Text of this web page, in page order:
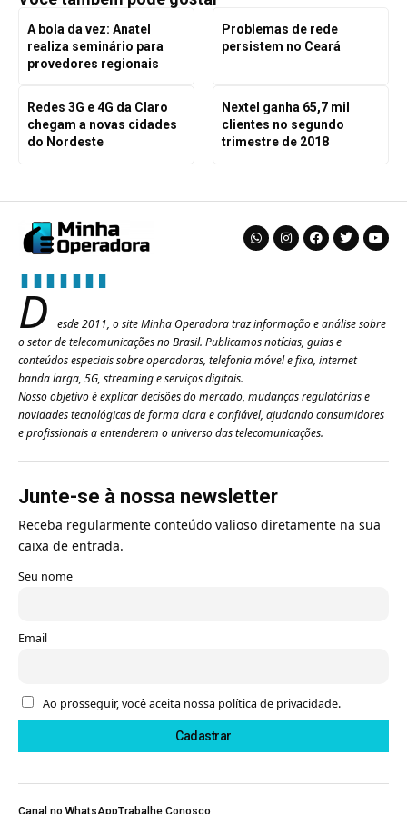
A bola da vez: Anatel
realiza seminário para
provedores regionais
Problemas de rede
persistem no Ceará
Redes 3G e 4G da Claro
chegam a novas cidades
do Nordeste
Nextel ganha 65,7 mil
clientes no segundo
trimestre de 2018
D
esde 2011, o site Minha Operadora traz informação e análise sobre
o setor de telecomunicações no Brasil. Publicamos notícias, guias e
conteúdos especiais sobre operadoras, telefonia móvel e fixa, internet
banda larga, 5G, streaming e serviços digitais.
Nosso objetivo é explicar decisões do mercado, mudanças regulatórias e
novidades tecnológicas de forma clara e confiável, ajudando consumidores
e profissionais a entenderem o universo das telecomunicações.
Junte-se à nossa newsletter
Receba regularmente conteúdo valioso diretamente na sua
caixa de entrada.
Seu nome
Email
Ao prosseguir, você aceita nossa política de privacidade.
Canal no WhatsAppTrabalhe Conosco